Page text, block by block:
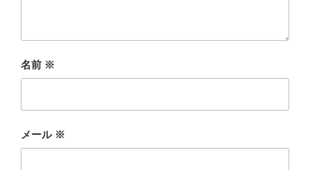
名前 ※
メール ※